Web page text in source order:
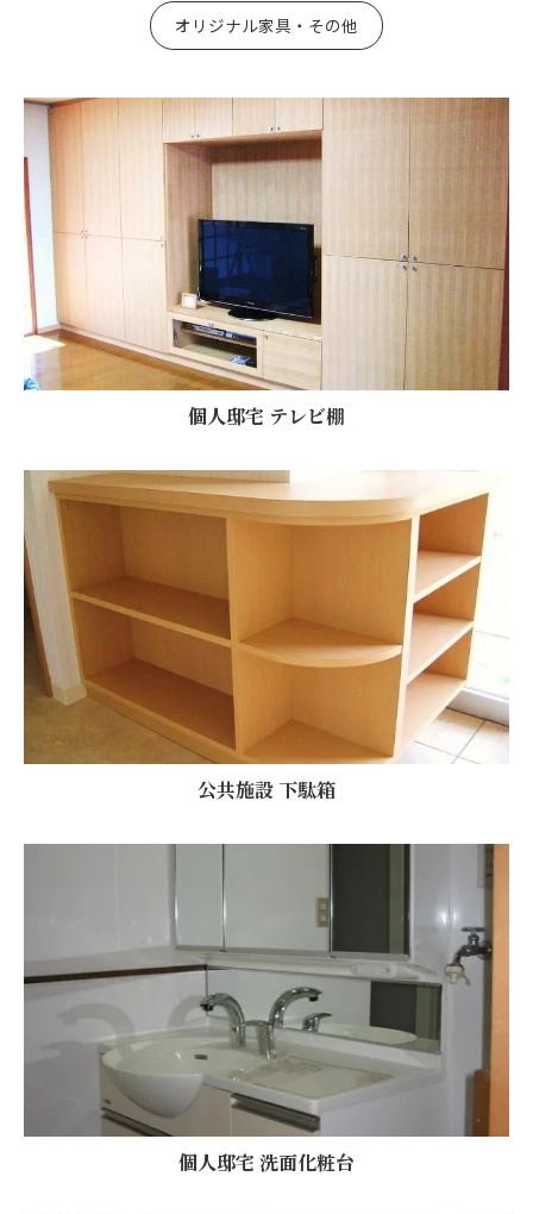
オリジナル家具・その他
個人邸宅 テレビ棚
公共施設 下駄箱
個人邸宅 洗面化粧台